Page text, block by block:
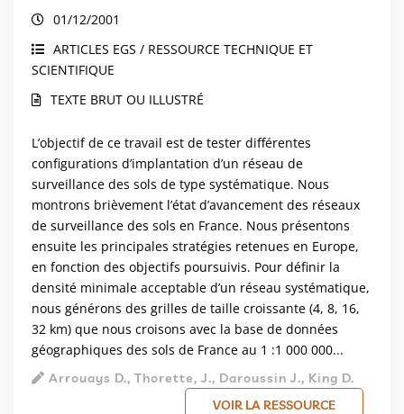
01/12/2001
ARTICLES EGS / RESSOURCE TECHNIQUE ET
SCIENTIFIQUE
TEXTE BRUT OU ILLUSTRÉ
L’objectif de ce travail est de tester différentes
configurations d’implantation d’un réseau de
surveillance des sols de type systématique. Nous
montrons brièvement l’état d’avancement des réseaux
de surveillance des sols en France. Nous présentons
ensuite les principales stratégies retenues en Europe,
en fonction des objectifs poursuivis. Pour définir la
densité minimale acceptable d’un réseau systématique,
nous générons des grilles de taille croissante (4, 8, 16,
32 km) que nous croisons avec la base de données
géographiques des sols de France au 1 :1 000 000...
Arrouays D., Thorette, J., Daroussin J., King D.
VOIR LA RESSOURCE